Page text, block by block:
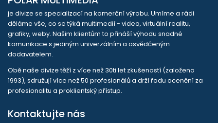
je divize se specializací na komerční výrobu. Umíme a rádi
děláme vše, co se týká multimedií - videa, virtuální realitu,
grafiky, weby. Našim klientům to přináší výhodu snadné
komunikace s jediným univerzálním a osvědčeným
dodavatelem.
Obě naše divize těží z více než 30ti let zkušeností (založeno
1993), sdružují více než 50 profesionálů a drží řadu ocenění za
profesionalitu a proklientský přístup.
Kontaktujte nás